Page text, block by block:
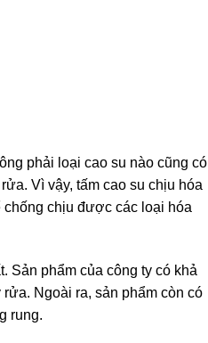
phải loại cao su nào cũng có
Vì vậy, tấm cao su chịu hóa
chống chịu được các loại hóa
Sản phẩm của công ty có khả
Ngoài ra, sản phẩm còn có
rung.